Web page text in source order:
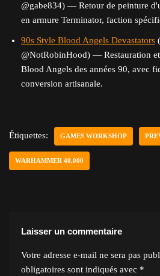
@gabe834) — Retour de peinture
en armure Terminator, faction
90s Style Blood Angels Devastators
@NotRobinHood) — Restauration
Blood Angels des années 90, avec
conversion artisanale.
Étiquettes: GAMES WORKSHOP
WARHAMMER 40,000
Laisser un commentaire
Votre adresse e-mail ne sera pas
obligatoires sont indiqués avec *